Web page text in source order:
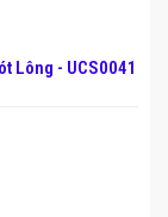
Lông - UCS0041